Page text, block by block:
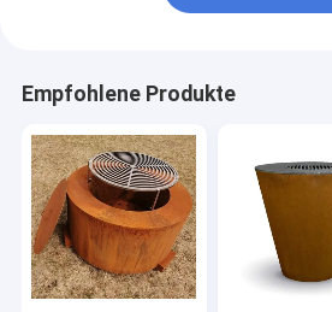
Empfohlene Produkte